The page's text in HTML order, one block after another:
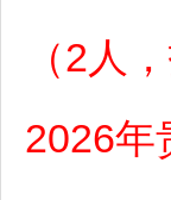
（2人
2026年